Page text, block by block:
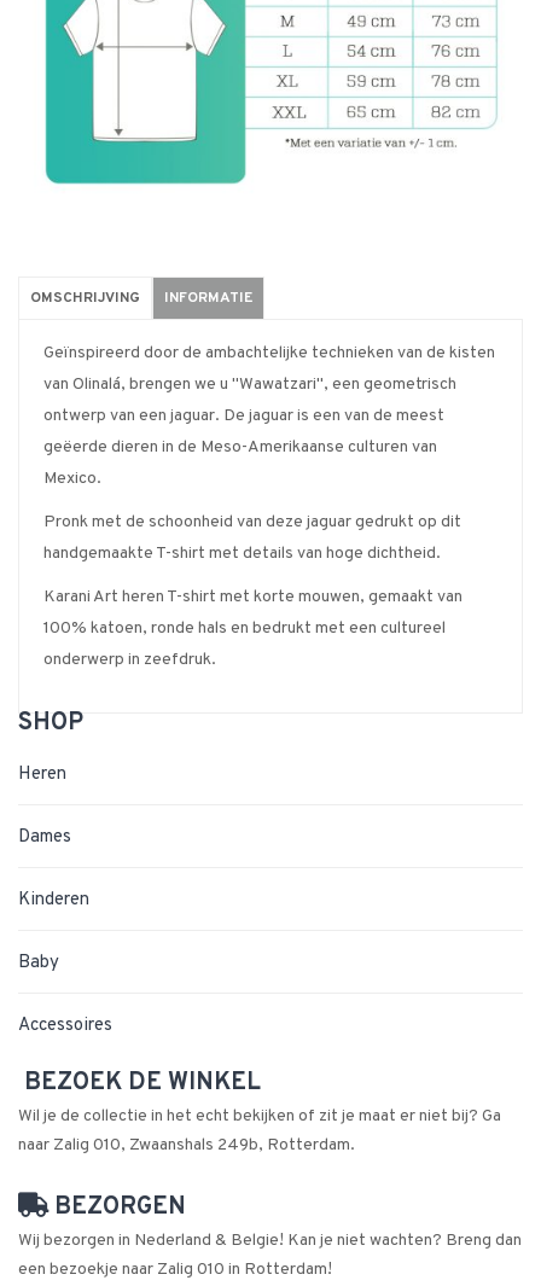
OMSCHRIJVING INFORMATIE
Geïnspireerd door de ambachtelijke technieken van de kisten
van Olinalá, brengen we u "Wawatzari", een geometrisch
ontwerp van een jaguar. De jaguar is een van de meest
geëerde dieren in de Meso-Amerikaanse culturen van
Mexico.
Pronk met de schoonheid van deze jaguar gedrukt op dit
handgemaakte T-shirt met details van hoge dichtheid.
Karani Art heren T-shirt met korte mouwen, gemaakt van
100% katoen, ronde hals en bedrukt met een cultureel
onderwerp in zeefdruk.
SHOP
Heren
Dames
Kinderen
Baby
Accessoires
BEZOEK DE WINKEL
Wil je de collectie in het echt bekijken of zit je maat er niet bij? Ga
naar Zalig 010, Zwaanshals 249b, Rotterdam.
BEZORGEN
Wij bezorgen in Nederland & Belgie! Kan je niet wachten? Breng dan
een bezoekje naar Zalig 010 in Rotterdam!